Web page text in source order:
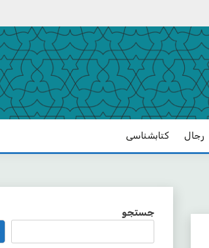
رجال کتابشناسی
جستجو